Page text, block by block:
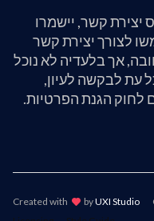
יצירת קשר, יישמרו
לצורך יצירת קשר
אך בלעדיה לא נוכל
עת לבקשה לעיון,
לחוק הגנת הפרטיות.
Created with lov byUXI Studio